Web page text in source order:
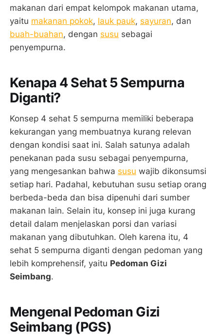
makanan dari empat kelompok makanan utama,
yaitu makanan pokok, lauk pauk, sayuran, dan
buah-buahan, dengan susu sebagai
penyempurna.
Kenapa 4 Sehat 5 Sempurna
Diganti?
Konsep 4 sehat 5 sempurna memiliki beberapa
kekurangan yang membuatnya kurang relevan
dengan kondisi saat ini. Salah satunya adalah
penekanan pada susu sebagai penyempurna,
yang mengesankan bahwa susu wajib dikonsumsi
setiap hari. Padahal, kebutuhan susu setiap orang
berbeda-beda dan bisa dipenuhi dari sumber
makanan lain. Selain itu, konsep ini juga kurang
detail dalam menjelaskan porsi dan variasi
makanan yang dibutuhkan. Oleh karena itu, 4
sehat 5 sempurna diganti dengan pedoman yang
lebih komprehensif, yaitu Pedoman Gizi
Seimbang.
Mengenal Pedoman Gizi
Seimbang (PGS)